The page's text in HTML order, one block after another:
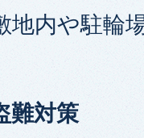
地内や駐輪
難対策